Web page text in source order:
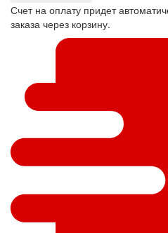
Счет на оплату придет
заказа через корзину.